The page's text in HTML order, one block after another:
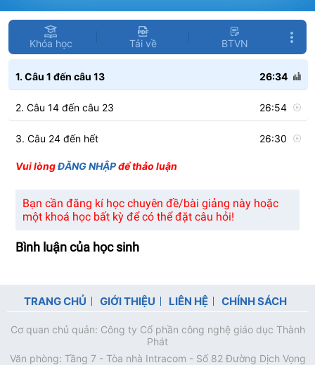
Khóa học Tải về BTVN
1. Câu 1 đến câu 13 26:34
2. Câu 14 đến câu 23 26:54
3. Câu 24 đến hết 26:30
Vui lòngĐĂNG NHẬPđể thảo luận
Bạn cần đăng kí học chuyên đề/bài giảng này hoặc
một khoá học bất kỳ để có thể đặt câu hỏi!
Bình luận của học sinh
TRANG CHỦ GIỚI THIỆU LIÊN HỆ CHÍNH SÁCH
Cơ quan chủ quản: Công ty Cổ phần công nghệ giáo dục Thành
Phát
Văn phòng: Tầng 7 - Tòa nhà Intracom - Số 82 Đường Dịch Vọng